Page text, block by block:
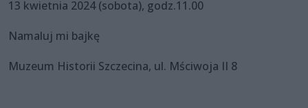
13 kwietnia 2024 (sobota), godz.11.00
Namaluj mi bajkę
Muzeum Historii Szczecina, ul. Mściwoja II 8